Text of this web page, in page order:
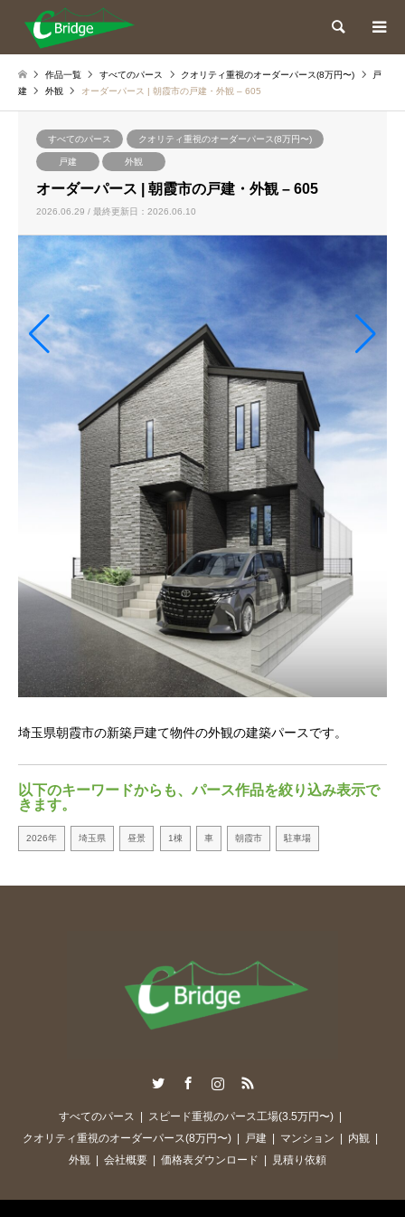
検索
作品一覧 すべてのパース クオリティ重視のオーダーパース(8万円〜)
戸
建
外観 オーダーパース | 朝霞市の戸建・外観 – 605
すべてのパース クオリティ重視のオーダーパース(8万円〜)
戸建 外観
オーダーパース | 朝霞市の戸建・外観 – 605
2026.06.29 / 最終更新日：2026.06.10
埼玉県朝霞市の新築戸建て物件の外観の建築パースです。
以下のキーワードからも、パース作品を絞り込み表示で
きます。
2026年 埼玉県 昼景 1棟 車 朝霞市 駐車場
RSS
すべてのパース
スピード重視のパース工場(3.5万円〜)
クオリティ重視のオーダーパース(8万円〜)
戸建 マンション
内観
外観
会社概要 価格表ダウンロード 見積り依頼